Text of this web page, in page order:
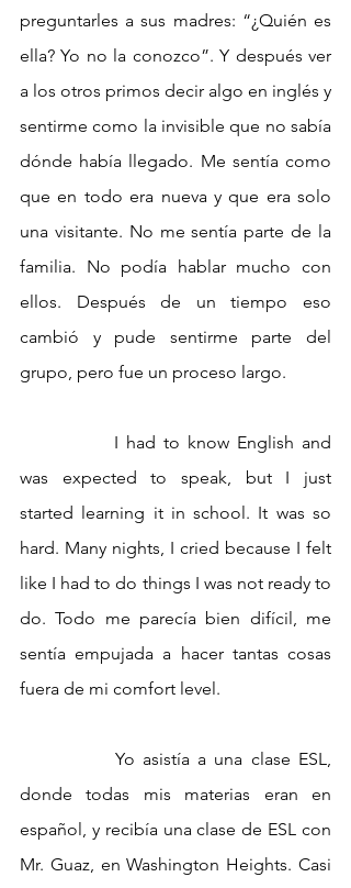
preguntarles a sus madres: “¿Quién es
ella? Yo no la conozco”. Y después ver
a los otros primos decir algo en inglés y
sentirme como la invisible que no sabía
dónde había llegado. Me sentía como
que en todo era nueva y que era solo
una visitante. No me sentía parte de la
familia. No podía hablar mucho con
ellos. Después de un tiempo eso
cambió y pude sentirme parte del
grupo, pero fue un proceso largo.
was expected to speak, but I just
started learning it in school. It was so
hard. Many nights, I cried because I felt
like I had to do things I was not ready to
do. Todo me parecía bien difícil, me
sentía empujada a hacer tantas cosas
fuera de mi comfort level.
donde todas mis materias eran en
español, y recibía una clase de ESL con
Mr. Guaz, en Washington Heights. Casi